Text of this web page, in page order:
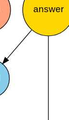
answer